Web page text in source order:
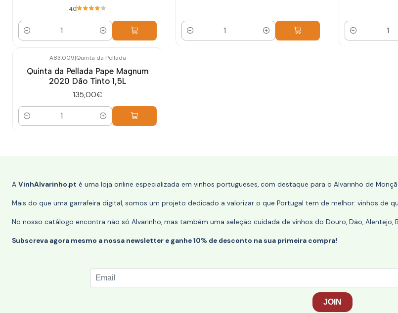
4.0
Quantidade Quantidade Quantidade
A83.009|Quinta da Pellada
Quinta da Pellada Pape Magnum
2020 Dão Tinto 1,5L
135,00€
Quantidade
A VinhAlvarinho.pt é uma loja online especializada em vinhos portugueses, com destaque para o Alvarinho de
Mais do que uma garrafeira digital, somos um projeto dedicado a valorizar o que Portugal tem de melhor: vinhos de
No nosso catálogo encontra não só Alvarinho, mas também uma seleção cuidada de vinhos do Douro, Dão, Alentejo,
Subscreva agora mesmo a nossa newsletter e ganhe 10% de desconto na sua primeira compra!